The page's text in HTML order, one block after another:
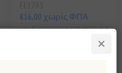
€16,00 χωρίς ΦΠΑ
ισοδυναμεί με €40,00 ανά 1